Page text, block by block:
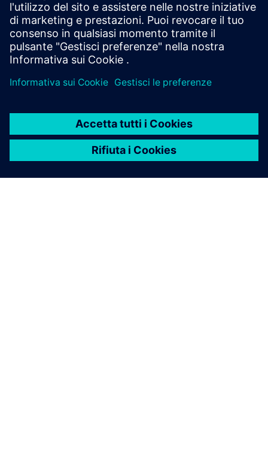
Libro bianco
La guida per dirigenti alla produzione digitale